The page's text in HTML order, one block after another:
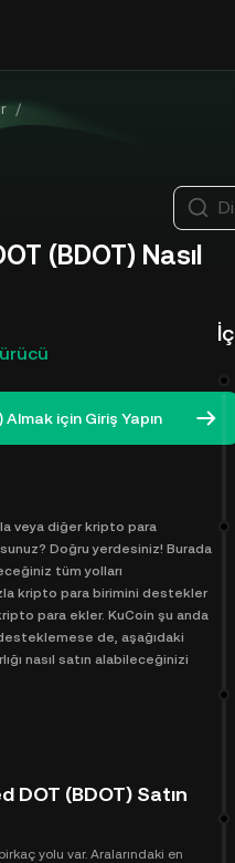
/
(BDOT) Nasıl
için Giriş Yapın
veya diğer kripto para
Doğru yerdesiniz! Burada
tüm yolları
kripto para birimini destekler
para ekler. KuCoin şu anda
de, aşağıdaki
nasıl satın alabileceğinizi
DOT (BDOT) Satın
yolu var. Aralarındaki en